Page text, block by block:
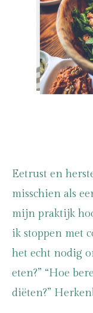
Eetrust en
misschien als
mijn praktijk
ik stoppen met
het echt nodig
eten?” “Hoe
diëten?”